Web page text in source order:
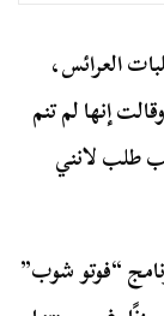
العرائس،
إنها لم تنم
طلب لانني
“فوتو شوب”